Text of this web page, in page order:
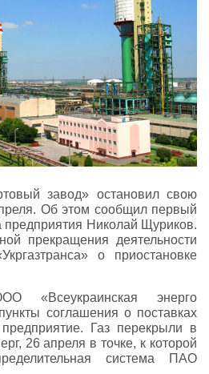
завод» остановил свою
Об этом сообщил первый
предприятия Николай Щуриков.
прекращения деятельности
о приостановке
«Всеукраинская энерго
соглашения о поставках
Газ перекрыли в
26 апреля в точке, к которой
система ПАО